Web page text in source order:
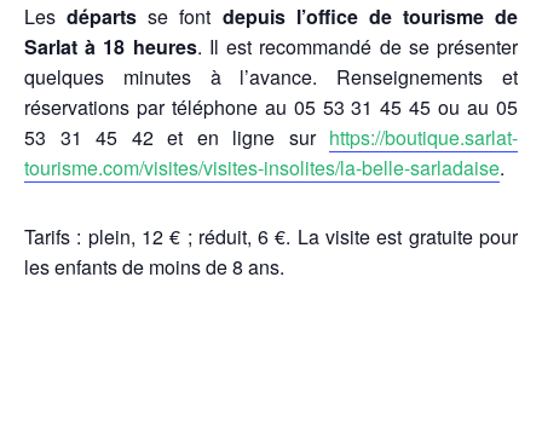
Lesdéparts se font depuis l’office de tourisme de
Sarlat à 18 heures. Il est recommandé de se présenter
quelques minutes à l’avance. Renseignements et
réservations par téléphone au 05 53 31 45 45 ou au 05
53 31 45 42 et en ligne sur https://boutique.sarlat-
tourisme.com/visites/visites-insolites/la-belle-sarladaise.
Tarifs : plein, 12 € ; réduit, 6 €. La visite est gratuite pour
les enfants de moins de 8 ans.